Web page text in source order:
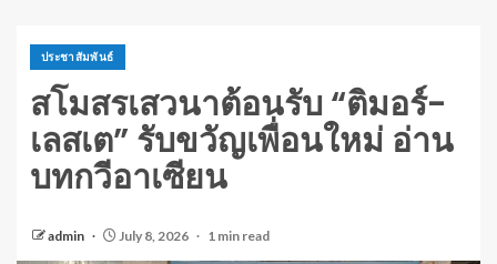
ประชาสัมพันธ์
สโมสรเสวนาต้อนรับ “ติมอร์-
เลสเต” รับขวัญเพื่อนใหม่ อ่าน
บทกวีอาเซียน
admin July 8, 2026 1 min read